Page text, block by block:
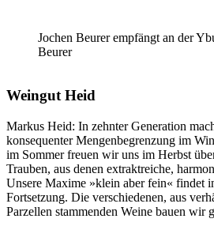
Jochen Beurer empfängt an der
Beurer
Weingut Heid
Markus Heid: In zehnter Generation
konsequenter Mengenbegrenzung im
im Sommer freuen wir uns im Herbst
Trauben, aus denen extraktreiche,
Unsere Maxime »klein aber fein« findet
Fortsetzung. Die verschiedenen, aus
Parzellen stammenden Weine bauen wir